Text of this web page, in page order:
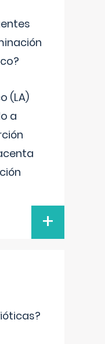
(LA)
a
+